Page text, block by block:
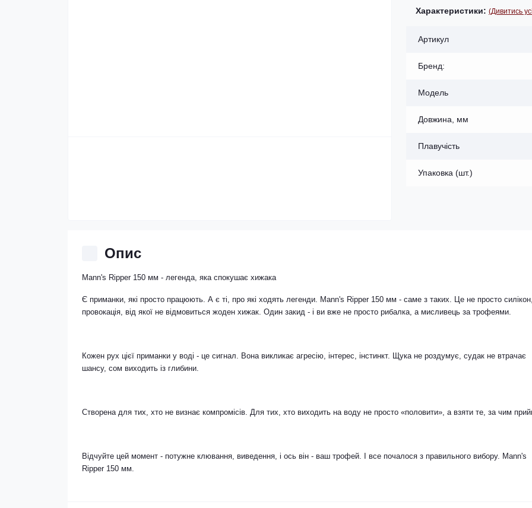
Характеристики: (Дивитись
Артикул
Бренд:
Модель
Довжина, мм
Плавучість
Упаковка (шт.)
Опис
Mann's Ripper 150 мм - легенда, яка спокушає хижака
Є приманки, які просто працюють. А є ті, про які ходять легенди. Mann's Ripper 150 мм - саме з таких. Це не просто
провокація, від якої не відмовиться жоден хижак. Один закид - і ви вже не просто рибалка, а мисливець за трофеями.
Кожен рух цієї приманки у воді - це сигнал. Вона викликає агресію, інтерес, інстинкт. Щука не роздумує, судак не втрачає
шансу, сом виходить із глибини.
Створена для тих, хто не визнає компромісів. Для тих, хто виходить на воду не просто «половити», а взяти те, за чим
Відчуйте цей момент - потужне клювання, виведення, і ось він - ваш трофей. І все почалося з правильного вибору. Mann's
Ripper 150 мм.